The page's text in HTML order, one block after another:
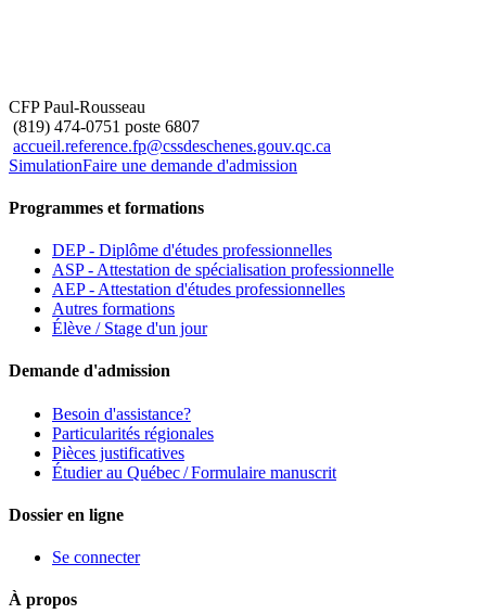
CFP Paul-Rousseau
(819) 474-0751 poste 6807
accueil.reference.fp@cssdeschenes.gouv.qc.ca
SimulationFaire une demande d'admission
Programmes et formations
DEP - Diplôme d'études professionnelles
ASP - Attestation de spécialisation professionnelle
AEP - Attestation d'études professionnelles
Autres formations
Élève / Stage d'un jour
Demande d'admission
Besoin d'assistance?
Particularités régionales
Pièces justificatives
Étudier au Québec / Formulaire manuscrit
Dossier en ligne
Se connecter
À propos